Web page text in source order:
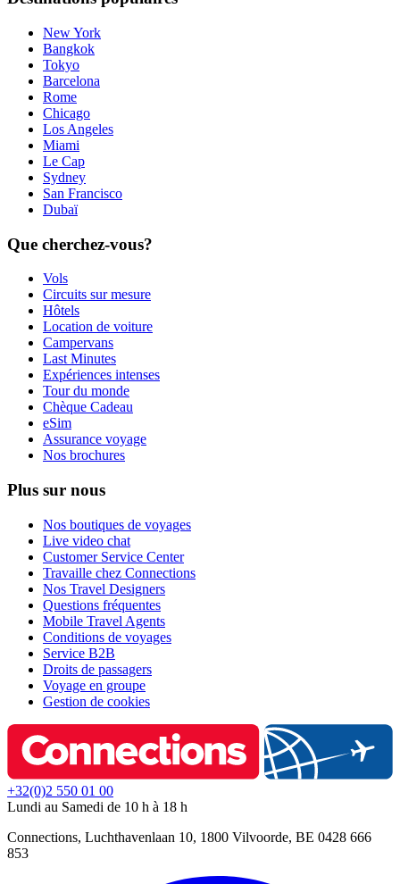
New York
Bangkok
Tokyo
Barcelona
Rome
Chicago
Los Angeles
Miami
Le Cap
Sydney
San Francisco
Dubaï
Que cherchez-vous?
Vols
Circuits sur mesure
Hôtels
Location de voiture
Campervans
Last Minutes
Expériences intenses
Tour du monde
Chèque Cadeau
eSim
Assurance voyage
Nos brochures
Plus sur nous
Nos boutiques de voyages
Live video chat
Customer Service Center
Travaille chez Connections
Nos Travel Designers
Questions fréquentes
Mobile Travel Agents
Conditions de voyages
Service B2B
Droits de passagers
Voyage en groupe
Gestion de cookies
+32(0)2 550 01 00
Lundi au Samedi de 10 h à 18 h
Connections, Luchthavenlaan 10, 1800 Vilvoorde, BE 0428 666
853